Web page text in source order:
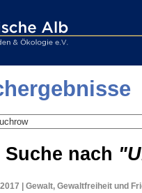
Suche nach
| Gewalt, Gewaltfreiheit und